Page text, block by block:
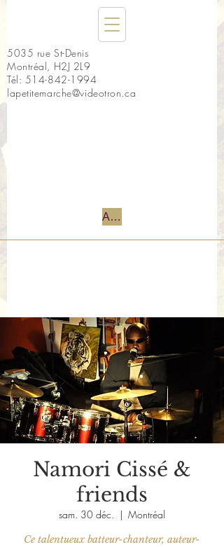
5035 rue St-Denis
Montréal, H2J 2L9
Tél: 514-842-1994
lapetitemarche@videotron.ca
Accueil
Namori Cissé &
friends
sam. 30 déc.
  |
Montréal
Ce talentueux batteur-chanteur, auteur-